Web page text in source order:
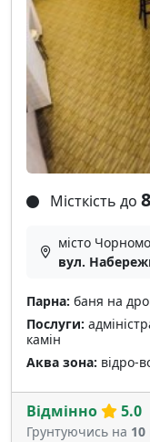
Місткість до 8
місто
вул.
Парна: баня на
Послуги:
камін
Аква зона: відро-
Відмінно 5.0
Грунтуючись на 10